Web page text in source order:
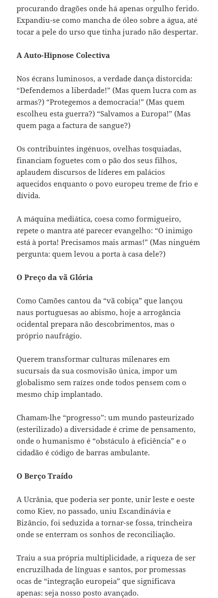
procurando dragões onde há apenas orgulho ferido.
Expandiu-se como mancha de óleo sobre a água, até
tocar a pele do urso que tinha jurado não despertar.
A Auto-Hipnose Colectiva
Nos écrans luminosos, a verdade dança distorcida:
“Defendemos a liberdade!” (Mas quem lucra com as
armas?) “Protegemos a democracia!” (Mas quem
escolheu esta guerra?) “Salvamos a Europa!” (Mas
quem paga a factura de sangue?)
Os contribuintes ingénuos, ovelhas tosquiadas,
financiam foguetes com o pão dos seus filhos,
aplaudem discursos de líderes em palácios
aquecidos enquanto o povo europeu treme de frio e
dívida.
A máquina mediática, coesa como formigueiro,
repete o mantra até parecer evangelho: “O inimigo
está à porta! Precisamos mais armas!” (Mas ninguém
pergunta: quem levou a porta à casa dele?)
O Preço da vã Glória
Como Camões cantou da “vã cobiça” que lançou
naus portuguesas ao abismo, hoje a arrogância
ocidental prepara não descobrimentos, mas o
próprio naufrágio.
Querem transformar culturas milenares em
sucursais da sua cosmovisão única, impor um
globalismo sem raízes onde todos pensem com o
mesmo chip implantado.
Chamam-lhe “progresso”: um mundo pasteurizado
(esterilizado) a diversidade é crime de pensamento,
onde o humanismo é “obstáculo à eficiência” e o
cidadão é código de barras ambulante.
O Berço Traído
A Ucrânia, que poderia ser ponte, unir leste e oeste
como Kiev, no passado, uniu Escandinávia e
Bizâncio, foi seduzida a tornar-se fossa, trincheira
onde se enterram os sonhos de reconciliação.
Traiu a sua própria multiplicidade, a riqueza de ser
encruzilhada de línguas e santos, por promessas
ocas de “integração europeia” que significava
apenas: seja nosso posto avançado.